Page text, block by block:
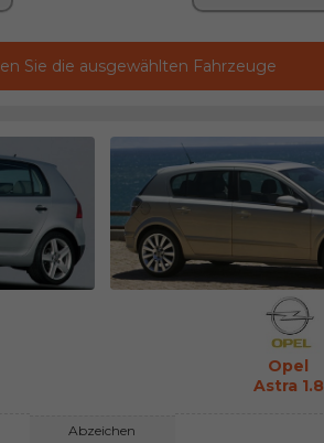
Sie die ausgewählten Fahrzeuge
Opel
Astra 1.8
Abzeichen